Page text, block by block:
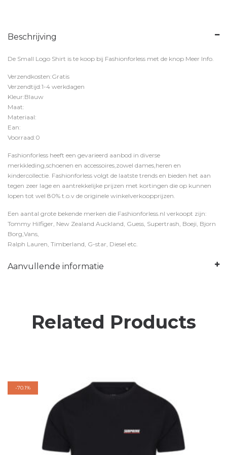
Beschrijving
De Small Logo Shirt is te koop bij Fashionforless met de knop Meer Info.
Verzendkosten:Gratis
Verzendtijd:1-4 werkdagen
Kleur:Blauw
Maat:
Materiaal:
Ean:
Voorraad:0
Fashionforless heeft een gevarieerd aanbod in diverse
merkkleding,schoenen en accessoires,zowel dames,heren en
kindercollectie. Fashionforless volgt de laatste trends en bieden het aan
tegen zeer lage en aantrekkelijke prijzen met kortingen die op kunnen
lopen tot wel 80% t.o.v de originele winkelverkoopprijzen.
Een aantal grote bekende merken die Fashionforless.nl verkoopt zijn:
Tommy Hilfiger, New Zealand Auckland, Guess, Supertrash, Boeji, Bjorn
Borg,Vans,
Ralph Lauren, Timberland, G-star, Diesel etc.
Aanvullende informatie
Related Products
-70.1%